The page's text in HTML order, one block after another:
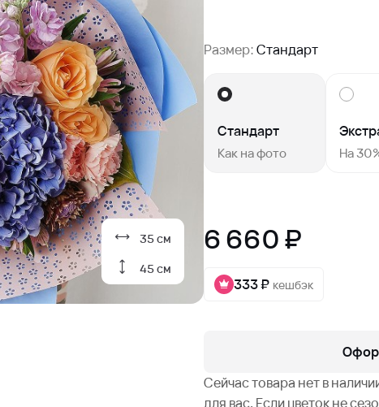
35 см
45 см
Размер:Стандарт
Стандарт
Как на фото На
6 660 ₽
333 ₽ кешбэк
Сейчас товара нет в
для вас. Если цветок не